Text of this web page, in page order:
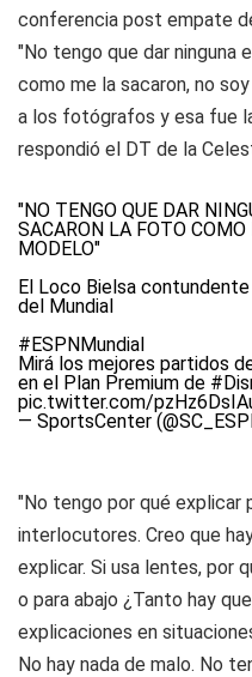
conferencia post empate
"No tengo que dar ninguna
como me la sacaron, no
a los fotógrafos y esa fue
respondió el DT de la
"NO TENGO QUE DAR
SACARON LA FOTO
MODELO"
El Loco Bielsa
del Mundial
#ESPNMundial
Mirá los mejores partidos
en el Plan Premium de
pic.twitter.com/
— SportsCenter
"No tengo por qué explicar
interlocutores. Creo que
explicar. Si usa lentes, por
o para abajo ¿Tanto hay
explicaciones en
No hay nada de malo. No